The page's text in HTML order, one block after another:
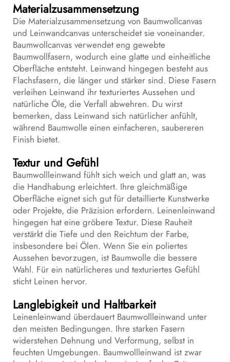
Materialzusammensetzung
Die Materialzusammensetzung von Baumwollcanvas
und Leinwandcanvas unterscheidet sie voneinander.
Baumwollcanvas verwendet eng gewebte
Baumwollfasern, wodurch eine glatte und einheitliche
Oberfläche entsteht. Leinwand hingegen besteht aus
Flachsfasern, die länger und stärker sind. Diese Fasern
verleihen Leinwand ihr texturiertes Aussehen und
natürliche Öle, die Verfall abwehren. Du wirst
bemerken, dass Leinwand sich natürlicher anfühlt,
während Baumwolle einen einfacheren, saubereren
Finish bietet.
Textur und Gefühl
Baumwollleinwand fühlt sich weich und glatt an, was
die Handhabung erleichtert. Ihre gleichmäßige
Oberfläche eignet sich gut für detaillierte Kunstwerke
oder Projekte, die Präzision erfordern. Leinenleinwand
hingegen hat eine gröbere Textur. Diese Rauheit
verstärkt die Tiefe und den Reichtum der Farbe,
insbesondere bei Ölen. Wenn Sie ein poliertes
Aussehen bevorzugen, ist Baumwolle die bessere
Wahl. Für ein natürlicheres und texturiertes Gefühl
sticht Leinen hervor.
Langlebigkeit und Haltbarkeit
Leinenleinwand überdauert Baumwollleinwand unter
den meisten Bedingungen. Ihre starken Fasern
widerstehen Dehnung und Verformung, selbst in
feuchten Umgebungen. Baumwollleinwand ist zwar